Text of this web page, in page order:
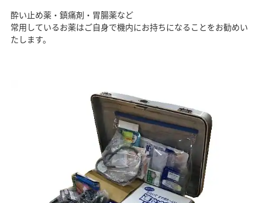
酔い止め薬・鎮痛剤・胃腸薬など
常用しているお薬はご自身で機内にお持ちになることをお勧めい
たします。